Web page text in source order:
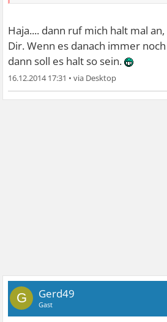
Haja.... dann ruf mich halt mal
Dir. Wenn es danach immer
dann soll es halt so sein.
16.12.2014 17:31 •
G Gerd49
Gast